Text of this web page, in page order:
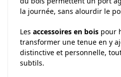
la journée, sans alourdir le
Les accessoires en bois pour
transformer une tenue en y
distinctive et personnelle,
subtils.